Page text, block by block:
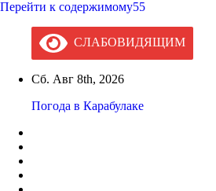
Перейти к содержимому55
СЛАБОВИДЯЩИМ
Сб. Авг 8th, 2026
Погода в Карабулаке